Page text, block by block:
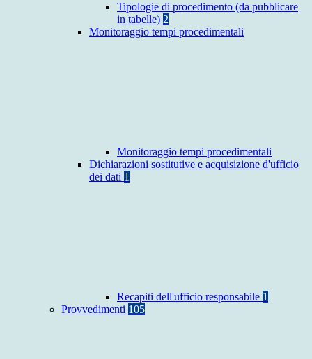
Tipologie di procedimento (da pubblicare
in tabelle) 2
Monitoraggio tempi procedimentali
Monitoraggio tempi procedimentali
Dichiarazioni sostitutive e acquisizione d'ufficio
dei dati 1
Recapiti dell'ufficio responsabile 1
Provvedimenti 105